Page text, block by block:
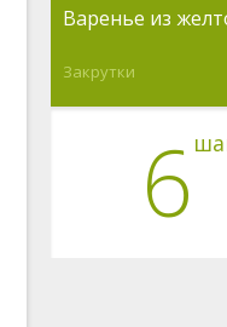
Варенье из
Закрутки
6